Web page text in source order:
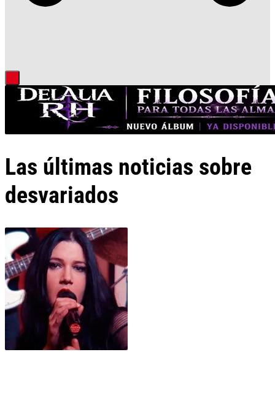
Las últimas noticias sobre
desvariados